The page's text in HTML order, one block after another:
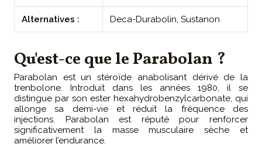
Alternatives : Deca-Durabolin, Sustanon
Qu'est-ce que le Parabolan ?
Parabolan est un stéroïde anabolisant dérivé de la
trenbolone. Introduit dans les années 1980, il se
distingue par son ester hexahydrobenzylcarbonate, qui
allonge sa demi-vie et réduit la fréquence des
injections. Parabolan est réputé pour renforcer
significativement la masse musculaire sèche et
améliorer l’endurance.